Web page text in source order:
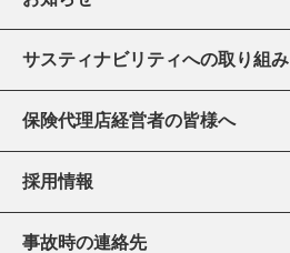
サスティナビリティへの取り組み
保険代理店経営者の皆様へ
採用情報
事故時の連絡先